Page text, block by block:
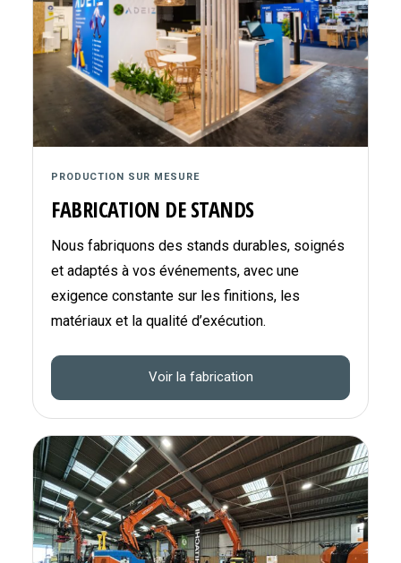
PRODUCTION SUR MESURE
FABRICATION DE STANDS
Nous fabriquons des stands durables, soignés
et adaptés à vos événements, avec une
exigence constante sur les finitions, les
matériaux et la qualité d’exécution.
Voir la fabrication